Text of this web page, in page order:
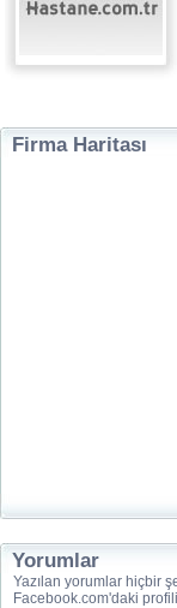
Firma Haritası
Yorumlar
Yazılan yorumlar hiçbir
Facebook.com'daki